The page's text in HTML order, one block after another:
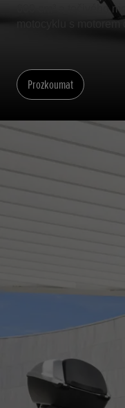
600 cm³ a točivého
motocyklu s motorem
Prozkoumat